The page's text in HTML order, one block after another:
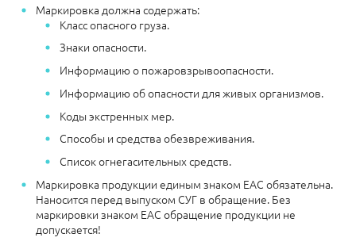
Маркировка должна содержать:
Класс опасного груза.
Знаки опасности.
Информацию о пожаровзрывоопасности.
Информацию об опасности для живых организмов.
Коды экстренных мер.
Способы и средства обезвреживания.
Список огнегасительных средств.
Маркировка продукции единым знаком ЕАС обязательна.
Наносится перед выпуском СУГ в обращение. Без
маркировки знаком ЕАС обращение продукции не
допускается!